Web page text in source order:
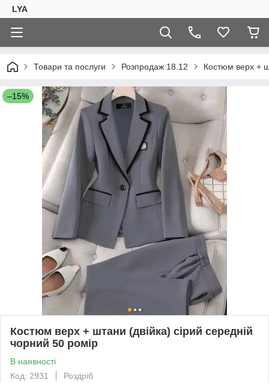
LYA
Товари та послуги Розпродаж 18.12 Костюм верх +
–15%
Костюм верх + штани (двійка) сірий середній
чорний 50 ромір
В наявності
Код: 2931
Роздріб